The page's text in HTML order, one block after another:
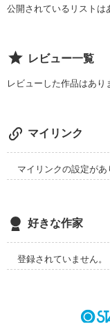
確かに僕たちは
※お知らせ。
勝手ながら、この作
もしよろしければ、
登場人物の名前が少
願いします。
メインキャラの名前
公開されているリストは
レビュー一覧
レビューした作品はあり
マイリンク
マイリンクの設定があ
好きな作家
登録されていません。